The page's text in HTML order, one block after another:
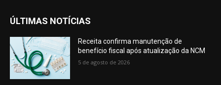
ÚLTIMAS NOTÍCIAS
Receita confirma manutenção de
benefício fiscal após atualização da NCM
5 de agosto de 2026